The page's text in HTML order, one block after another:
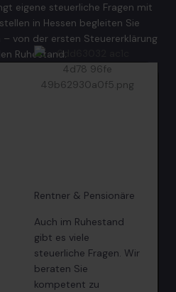
eigene steuerliche Fragen mit
in Hessen begleiten Sie
von der ersten Steuererklärung
Ruhestand.
Rentner & Pensionäre
Auch im Ruhestand
gibt es viele
steuerliche Fragen. Wir
beraten Sie
kompetent zu